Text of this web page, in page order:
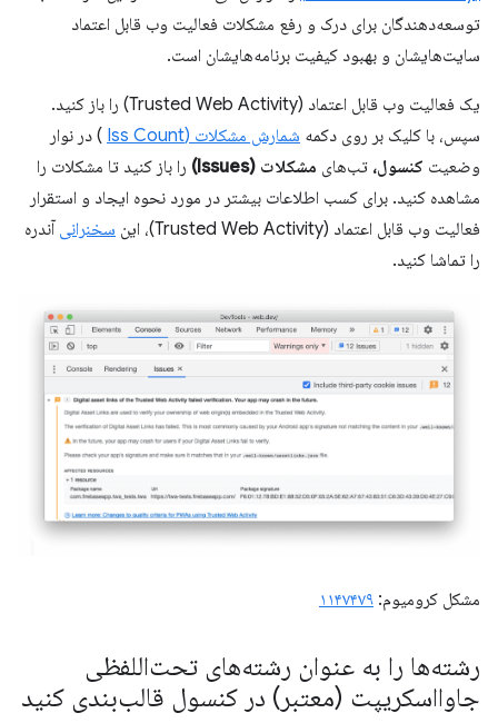
توسعه‌دهندگان برای درک و رفع مشکلات فعالیت وب قابل اعتماد
سایت‌هایشان و بهبود کیفیت برنامه‌هایشان است.
یک فعالیت وب قابل اعتماد (Trusted Web Activity) را باز کنید.
سپس، با کلیک بر روی دکمه شمارش مشکلات (Iss Count
) در نوار
وضعیت کنسول، تب‌های مشکلات (Issues)
را باز کنید تا مشکلات را
مشاهده کنید. برای کسب اطلاعات بیشتر در مورد نحوه ایجاد و استقرار
فعالیت وب قابل اعتماد (Trusted Web Activity)، این
سخنرانی آندره
را تماشا کنید.
مشکل کرومیوم: ۱۱۴۷۴۷۹
رشته‌ها را به عنوان رشته‌های تحت‌اللفظی
جاوااسکریپت (معتبر) در کنسول قالب‌بندی کنید